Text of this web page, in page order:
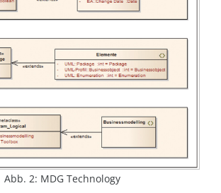
Abb. 2: MDG Technology